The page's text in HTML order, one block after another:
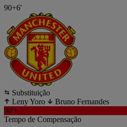
90+6'
Substituição
Leny Yoro
Bruno Fernandes
90'+
Tempo de Compensação